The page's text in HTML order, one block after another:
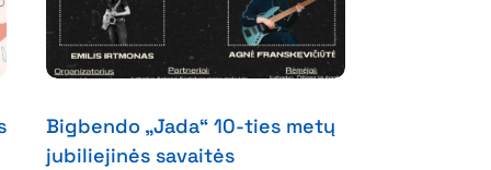
Bigbendo „Jada“ 10-ties metų
jubiliejinės savaitės